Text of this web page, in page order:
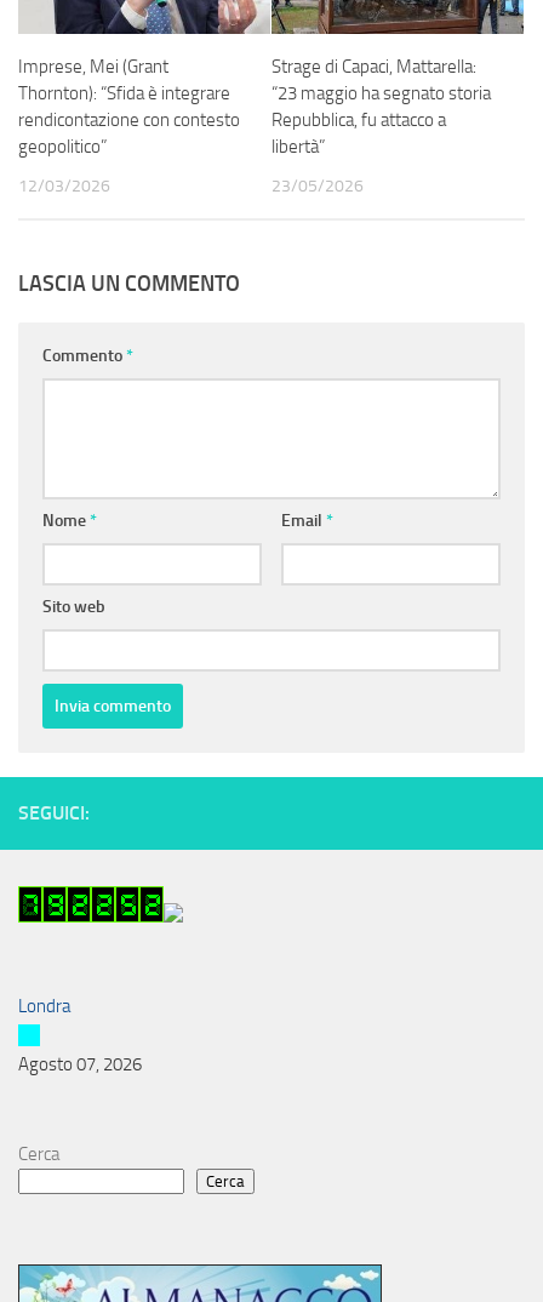
Imprese, Mei (Grant
Thornton): “Sfida è integrare
rendicontazione con contesto
geopolitico”
12/03/2026
Strage di Capaci, Mattarella:
“23 maggio ha segnato storia
Repubblica, fu attacco a
libertà”
23/05/2026
LASCIA UN COMMENTO
Commento*
Nome* Email *
Sito web
SEGUICI:
Londra
Agosto 07, 2026
Cerca
Cerca